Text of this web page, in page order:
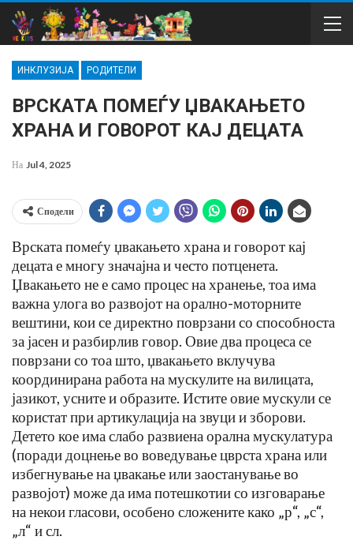
ИНКЛУЗИЈА РОДИТЕЛИ
ВРСКАТА ПОМЕЃУ ЏВАКАЊЕТО
ХРАНА И ГОВОРОТ КАЈ ДЕЦАТА
На Jul 4, 2025
Сподели
Врската помеѓу џвакањето храна и говорот кај
децата е многу значајна и често потценета.
Џвакањето не е само процес на хранење, тоа има
важна улога во развојот на орално-моторните
вештини, кои се директно поврзани со способноста
за јасен и разбирлив говор. Овие два процеса се
поврзани со тоа што, џвакањето вклучува
координирана работа на мускулите на вилицата,
јазикот, усните и образите. Истите овие мускули се
користат при артикулација на звуци и зборови.
Детето кое има слабо развиена орална мускулатура
(поради доцнење во воведување цврста храна или
избегнување на џвакање или заостанување во
развојот) може да има потешкотии со изговарање
на некои гласови, особено сложените како „р“, „с“,
„л“ и сл.